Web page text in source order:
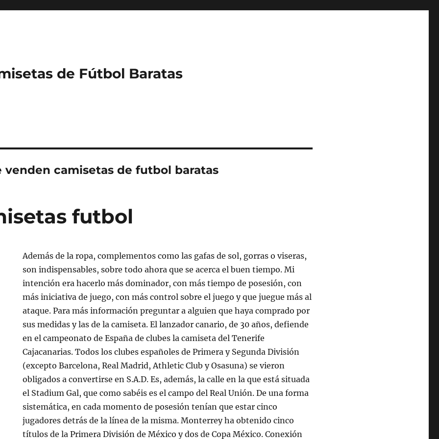
de Fútbol Baratas
venden camisetas de futbol baratas
futbol
Además de la ropa, complementos como las gafas de sol, gorras o viseras,
son indispensables, sobre todo ahora que se acerca el buen tiempo. Mi
intención era hacerlo más dominador, con más tiempo de posesión, con
más iniciativa de juego, con más control sobre el juego y que juegue más al
ataque. Para más información preguntar a alguien que haya comprado por
sus medidas y las de la camiseta. El lanzador canario, de 30 años, defiende
en el campeonato de España de clubes la camiseta del Tenerife
Cajacanarias. Todos los clubes españoles de Primera y Segunda División
(excepto Barcelona, Real Madrid, Athletic Club y Osasuna) se vieron
obligados a convertirse en S.A.D. Es, además, la calle en la que está situada
el Stadium Gal, que como sabéis es el campo del Real Unión. De una forma
sistemática, en cada momento de posesión tenían que estar cinco
jugadores detrás de la línea de la misma. Monterrey ha obtenido cinco
títulos de la Primera División de México y dos de Copa México. Conexión